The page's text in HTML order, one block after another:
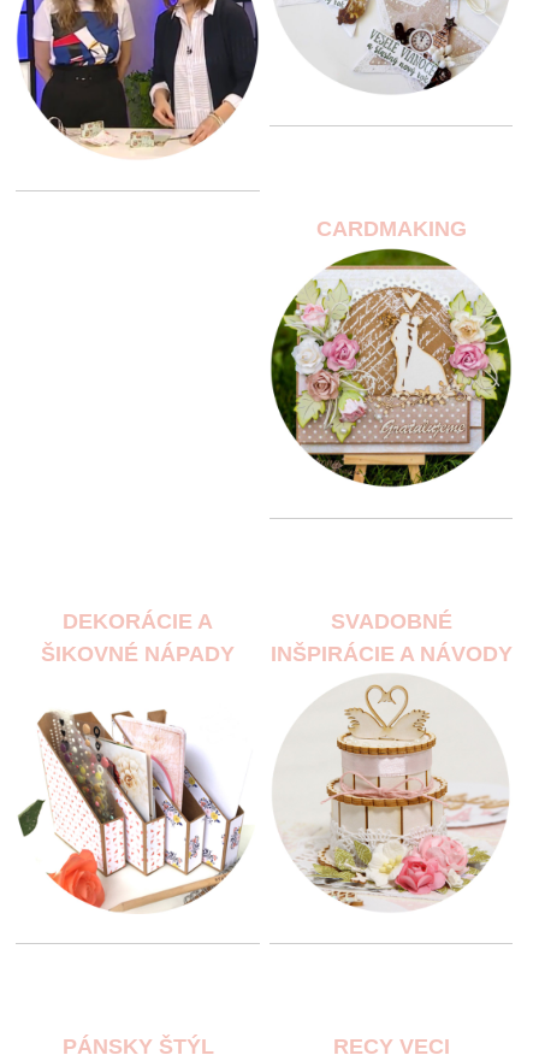
CARDMAKING
DEKORÁCIE A
ŠIKOVNÉ NÁPADY
SVADOBNÉ
INŠPIRÁCIE A NÁVODY
PÁNSKY ŠTÝL RECY VECI